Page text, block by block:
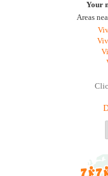
Your
Areas